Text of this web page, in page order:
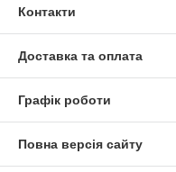
Контакти
Доставка та оплата
Графік роботи
Повна версія сайту